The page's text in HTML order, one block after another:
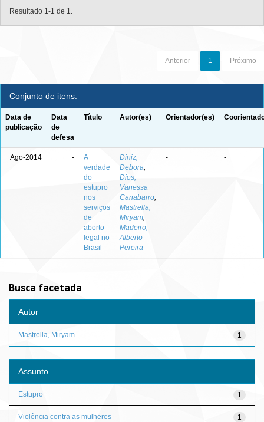
Resultado 1-1 de 1.
Anterior 1 Próximo
Conjunto de itens:
Data de
publicação
Data
de
defesa
Título Autor(es) Orientador(es)
Ago-2014 -
A
verdade
do
estupro
nos
serviços
de
aborto
legal no
Brasil
Diniz,
Debora;
Dios,
Vanessa
Canabarro;
Mastrella,
Miryam;
Madeiro,
Alberto
Pereira
- -
Busca facetada
Autor
1
Mastrella, Miryam
Assunto
1
Estupro
1
Violência contra as mulheres